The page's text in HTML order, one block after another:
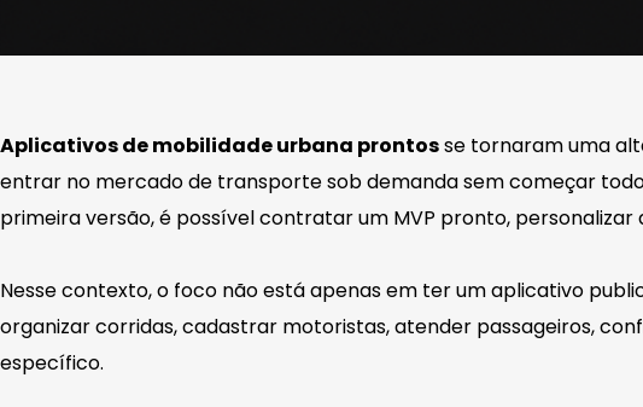
Aplicativos de mobilidade urbana prontosse tornaram uma
entrar no mercado de transporte sob demanda sem começar
primeira versão, é possível contratar um MVP pronto,
Nesse contexto, o foco não está apenas em ter um aplicativo
organizar corridas, cadastrar motoristas, atender passageiros,
específico.